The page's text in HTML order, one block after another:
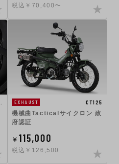
税込￥70,400〜
EXHAUST
CT125
機械曲Tacticalサイクロン 政
府認証
￥ 115,000
税込￥126,500